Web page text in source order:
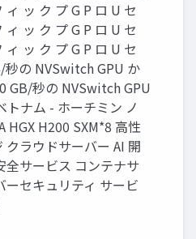
ィ ッ ク プ G P ロ U セ
ィ ッ ク プ G P ロ U セ
ィ ッ ク プ G P ロ U セ
秒の NVSwitch GPU か
GB/秒の NVSwitch GPU
トナム - ホーチミン ノ
HGX H200 SXM*8 ⾼性
クラウドサーバー AI 開
全サービス コンテナサ
ーセキュリティ サービ